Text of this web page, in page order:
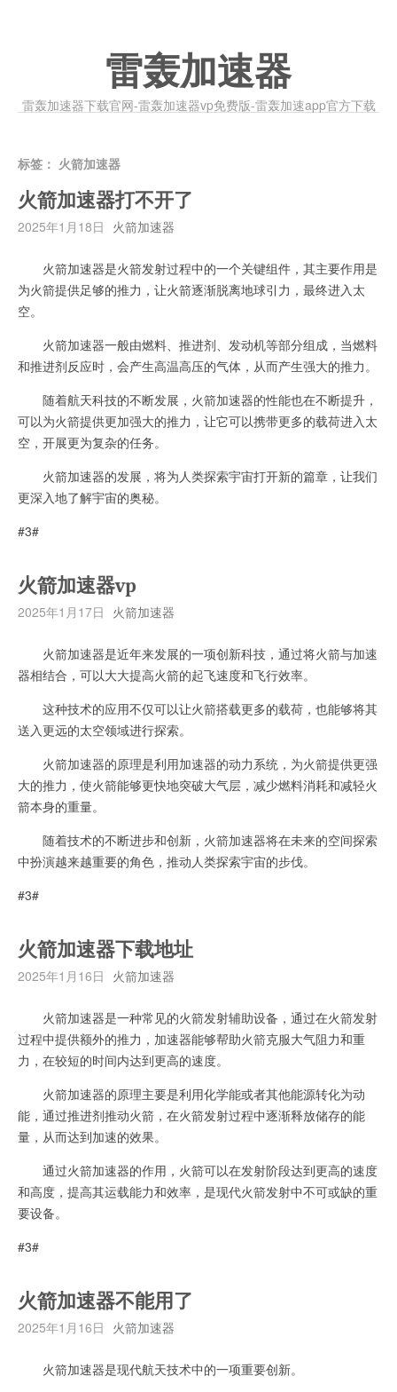
雷轰加速器
雷轰加速器下载官网-雷轰加速器vp免费版-雷轰加速app官方下载
标签： 火箭加速器
火箭加速器打不开了
2025年1月18日 火箭加速器
火箭加速器是火箭发射过程中的一个关键组件，其主要作用是
为火箭提供足够的推力，让火箭逐渐脱离地球引力，最终进入太
空。
火箭加速器一般由燃料、推进剂、发动机等部分组成，当燃料
和推进剂反应时，会产生高温高压的气体，从而产生强大的推力。
随着航天科技的不断发展，火箭加速器的性能也在不断提升，
可以为火箭提供更加强大的推力，让它可以携带更多的载荷进入太
空，开展更为复杂的任务。
火箭加速器的发展，将为人类探索宇宙打开新的篇章，让我们
更深入地了解宇宙的奥秘。
#3#
火箭加速器vp
2025年1月17日 火箭加速器
火箭加速器是近年来发展的一项创新科技，通过将火箭与加速
器相结合，可以大大提高火箭的起飞速度和飞行效率。
这种技术的应用不仅可以让火箭搭载更多的载荷，也能够将其
送入更远的太空领域进行探索。
火箭加速器的原理是利用加速器的动力系统，为火箭提供更强
大的推力，使火箭能够更快地突破大气层，减少燃料消耗和减轻火
箭本身的重量。
随着技术的不断进步和创新，火箭加速器将在未来的空间探索
中扮演越来越重要的角色，推动人类探索宇宙的步伐。
#3#
火箭加速器下载地址
2025年1月16日 火箭加速器
火箭加速器是一种常见的火箭发射辅助设备，通过在火箭发射
过程中提供额外的推力，加速器能够帮助火箭克服大气阻力和重
力，在较短的时间内达到更高的速度。
火箭加速器的原理主要是利用化学能或者其他能源转化为动
能，通过推进剂推动火箭，在火箭发射过程中逐渐释放储存的能
量，从而达到加速的效果。
通过火箭加速器的作用，火箭可以在发射阶段达到更高的速度
和高度，提高其运载能力和效率，是现代火箭发射中不可或缺的重
要设备。
#3#
火箭加速器不能用了
2025年1月16日 火箭加速器
火箭加速器是现代航天技术中的一项重要创新。